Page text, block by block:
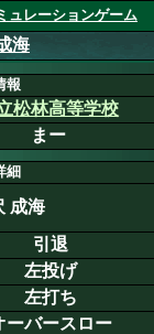
ュレーションゲーム
海
報
松林高等学校
まー
細
成海
引退
左投げ
左打ち
ーバースロー